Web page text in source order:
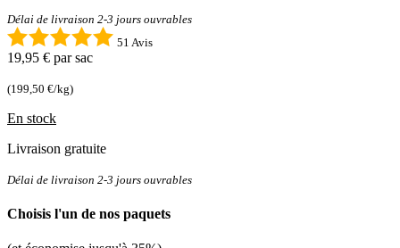
Délai de livraison 2-3 jours ouvrables
51 Avis
19,95 € par sac
(199,50 €/kg)
En stock
Livraison gratuite
Délai de livraison 2-3 jours ouvrables
Choisis l'un de nos paquets